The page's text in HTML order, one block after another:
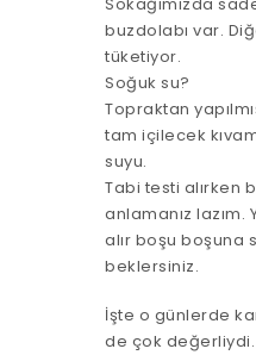
buzdolabı var.
tüketiyor.
Soğuk su?
Topraktan
tam içilecek
suyu.
Tabi testi alırken
anlamanız lazım.
alır boşu boşuna
beklersiniz.
İşte o günlerde
de çok